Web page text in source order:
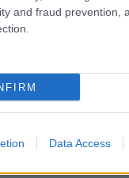
and fraud prevention,
Data Access
ακόμη